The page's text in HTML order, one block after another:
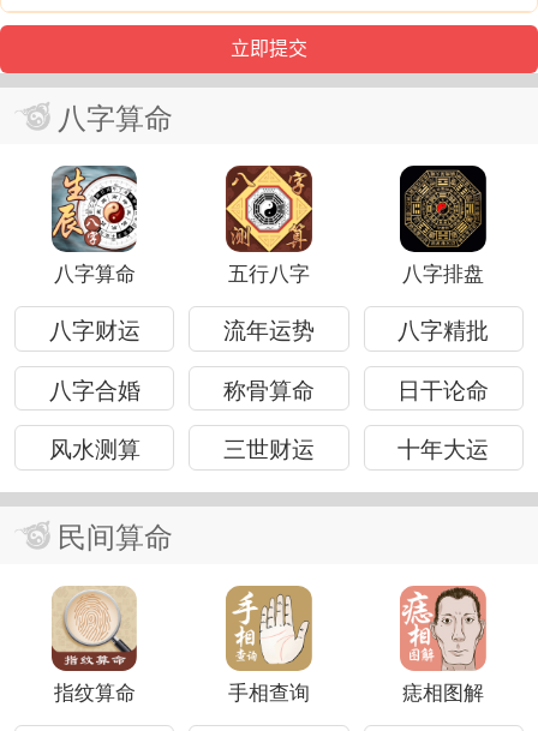
八字算命
八字算命 五行八字 八字排盘
八字财运 流年运势
八字精批
八字合婚
称骨算命
日干论命
风水测算
三世财运 十年大运
民间算命
指纹算命 手相查询 痣相图解